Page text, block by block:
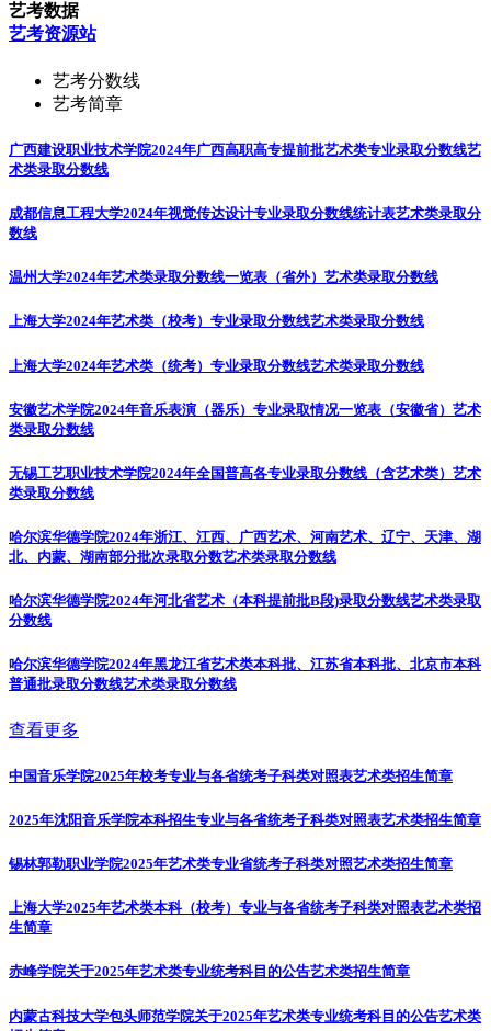
艺考数据
艺考资源站
艺考分数线
艺考简章
广西建设职业技术学院2024年广西高职高专提前批艺术类专业录取分数线艺
术类录取分数线
成都信息工程大学2024年视觉传达设计专业录取分数线统计表艺术类录取分
数线
温州大学2024年艺术类录取分数线一览表（省外） 艺术类录取分数线
上海大学2024年艺术类（校考）专业录取分数线艺术类录取分数线
上海大学2024年艺术类（统考）专业录取分数线艺术类录取分数线
安徽艺术学院2024年音乐表演（器乐）专业录取情况一览表（安徽省） 艺术
类录取分数线
无锡工艺职业技术学院2024年全国普高各专业录取分数线（含艺术类） 艺术
类录取分数线
哈尔滨华德学院2024年浙江、江西、广西艺术、河南艺术、辽宁、天津、湖
北、内蒙、湖南部分批次录取分数艺术类录取分数线
哈尔滨华德学院2024年河北省艺术（本科提前批B段)录取分数线艺术类录取
分数线
哈尔滨华德学院2024年黑龙江省艺术类本科批、江苏省本科批、北京市本科
普通批录取分数线艺术类录取分数线
查看更多
中国音乐学院2025年校考专业与各省统考子科类对照表艺术类招生简章
2025年沈阳音乐学院本科招生专业与各省统考子科类对照表艺术类招生简章
锡林郭勒职业学院2025年艺术类专业省统考子科类对照艺术类招生简章
上海大学2025年艺术类本科（校考）专业与各省统考子科类对照表艺术类招
生简章
赤峰学院关于2025年艺术类专业统考科目的公告艺术类招生简章
内蒙古科技大学包头师范学院关于2025年艺术类专业统考科目的公告艺术类